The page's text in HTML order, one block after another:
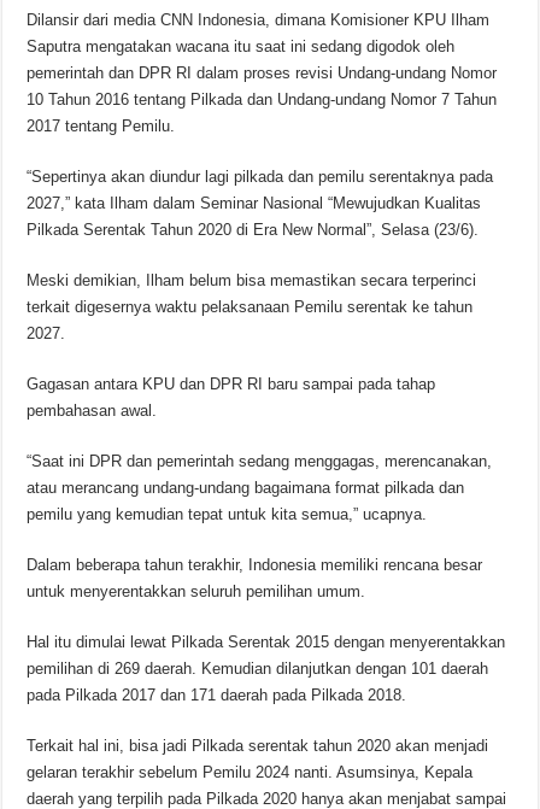
Dilansir dari media CNN Indonesia, dimana Komisioner KPU Ilham
Saputra mengatakan wacana itu saat ini sedang digodok oleh
pemerintah dan DPR RI dalam proses revisi Undang-undang Nomor
10 Tahun 2016 tentang Pilkada dan Undang-undang Nomor 7 Tahun
2017 tentang Pemilu.
“Sepertinya akan diundur lagi pilkada dan pemilu serentaknya pada
2027,” kata Ilham dalam Seminar Nasional “Mewujudkan Kualitas
Pilkada Serentak Tahun 2020 di Era New Normal”, Selasa (23/6).
Meski demikian, Ilham belum bisa memastikan secara terperinci
terkait digesernya waktu pelaksanaan Pemilu serentak ke tahun
2027.
Gagasan antara KPU dan DPR RI baru sampai pada tahap
pembahasan awal.
“Saat ini DPR dan pemerintah sedang menggagas, merencanakan,
atau merancang undang-undang bagaimana format pilkada dan
pemilu yang kemudian tepat untuk kita semua,” ucapnya.
Dalam beberapa tahun terakhir, Indonesia memiliki rencana besar
untuk menyerentakkan seluruh pemilihan umum.
Hal itu dimulai lewat Pilkada Serentak 2015 dengan menyerentakkan
pemilihan di 269 daerah. Kemudian dilanjutkan dengan 101 daerah
pada Pilkada 2017 dan 171 daerah pada Pilkada 2018.
Terkait hal ini, bisa jadi Pilkada serentak tahun 2020 akan menjadi
gelaran terakhir sebelum Pemilu 2024 nanti. Asumsinya, Kepala
daerah yang terpilih pada Pilkada 2020 hanya akan menjabat sampai